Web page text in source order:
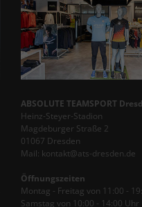
ABSOLUTE TEAMSPORT
Heinz-Steyer-Stadion
Magdeburger Straße 2
01067 Dresden
Mail: kontakt@ats-dresden.de
Öffnungszeiten
Montag - Freitag von 11:00 -
Samstag von 10:00 - 14:00 Uhr